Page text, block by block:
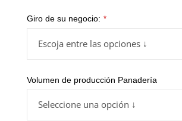
Giro de su negocio: *
Volumen de producción Panadería